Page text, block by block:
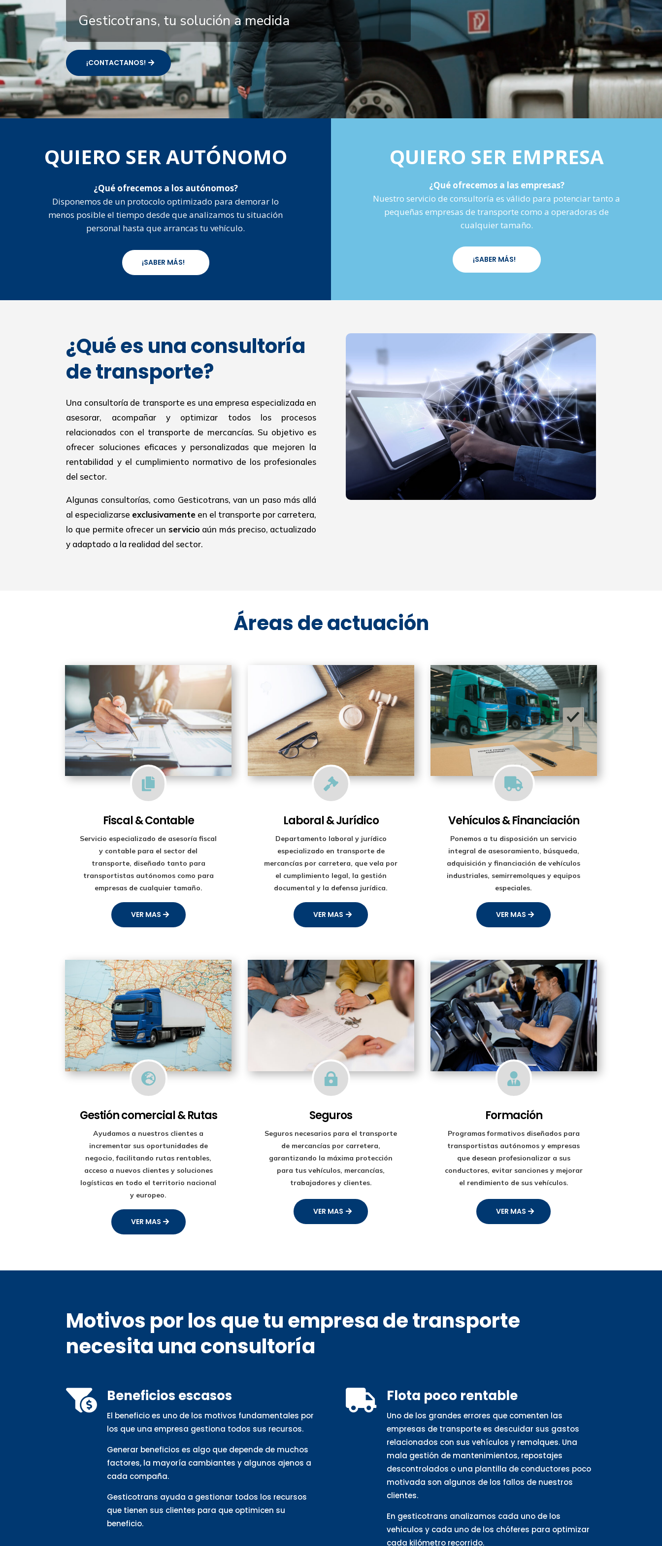
Gesticotrans, tu solución a medida
¡CONTACTANOS!
QUIERO SER AUTÓNOMO
¿Qué ofrecemos a los autónomos?
Disponemos de un protocolo optimizado para demorar lo
menos posible el tiempo desde que analizamos tu situación
personal hasta que arrancas tu vehículo.
¡SABER MÁS!
QUIERO SER EMPRESA
¿Qué ofrecemos a las empresas?
Nuestro servicio de consultoría es válido para potenciar tanto a
pequeñas empresas de transporte como a operadoras de
cualquier tamaño.
¡SABER MÁS!
¿Qué es una consultoría
de transporte?
Una consultoría de transporte es una empresa especializada en
asesorar, acompañar y optimizar todos los procesos
relacionados con el transporte de mercancías. Su objetivo es
ofrecer soluciones eficaces y personalizadas que mejoren la
rentabilidad y el cumplimiento normativo de los profesionales
del sector.
Algunas consultorías, como Gesticotrans, van un paso más allá
al especializarse exclusivamente en el transporte por carretera,
lo que permite ofrecer un servicio aún más preciso, actualizado
y adaptado a la realidad del sector.
Áreas de actuación

Fiscal & Contable
Servicio especializado de asesoría fiscal
y contable para el sector del
transporte, diseñado tanto para
transportistas autónomos como para
empresas de cualquier tamaño.
VER MAS

Laboral & Jurídico
Departamento laboral y jurídico
especializado en transporte de
mercancías por carretera, que vela por
el cumplimiento legal, la gestión
documental y la defensa jurídica.
VER MAS

Vehículos & Financiación
Ponemos a tu disposición un servicio
integral de asesoramiento, búsqueda,
adquisición y financiación de vehículos
industriales, semirremolques y equipos
especiales.
VER MAS

Gestión comercial & Rutas
Ayudamos a nuestros clientes a
incrementar sus oportunidades de
negocio, facilitando rutas rentables,
acceso a nuevos clientes y soluciones
logísticas en todo el territorio nacional
y europeo.
VER MAS

Seguros
Seguros necesarios para el transporte
de mercancías por carretera,
garantizando la máxima protección
para tus vehículos, mercancías,
trabajadores y clientes.
VER MAS

Formación
Programas formativos diseñados para
transportistas autónomos y empresas
que desean profesionalizar a sus
conductores, evitar sanciones y mejorar
el rendimiento de sus vehículos.
VER MAS
Motivos por los que tu empresa de transporte
necesita una consultoría
 Beneficios escasos
El beneficio es uno de los motivos fundamentales por
los que una empresa gestiona todos sus recursos.
Generar beneficios es algo que depende de muchos
factores, la mayoría cambiantes y algunos ajenos a
cada compaña.
Gesticotrans ayuda a gestionar todos los recursos
que tienen sus clientes para que optimicen su
beneficio.
 Flota poco rentable
Uno de los grandes errores que comenten las
empresas de transporte es descuidar sus gastos
relacionados con sus vehículos y remolques. Una
mala gestión de mantenimientos, repostajes
descontrolados o una plantilla de conductores poco
motivada son algunos de los fallos de nuestros
clientes.
En gesticotrans analizamos cada uno de los
vehiculos y cada uno de los chóferes para optimizar
cada kilómetro recorrido.